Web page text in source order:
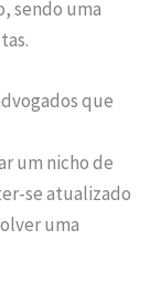
sendo uma
que
um nicho de
se atualizado
uma